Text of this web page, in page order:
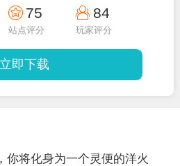
75
站点评分
84
玩家评分
立即下载
你将化身为一个灵便的洋火